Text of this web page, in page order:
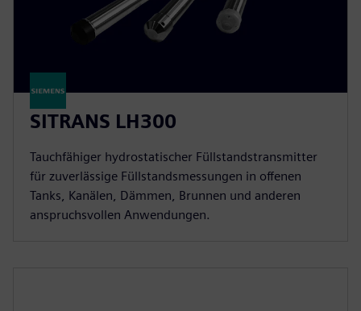
SITRANS LH300
Tauchfähiger hydrostatischer Füllstandstransmitter
für zuverlässige Füllstandsmessungen in offenen
Tanks, Kanälen, Dämmen, Brunnen und anderen
anspruchsvollen Anwendungen.